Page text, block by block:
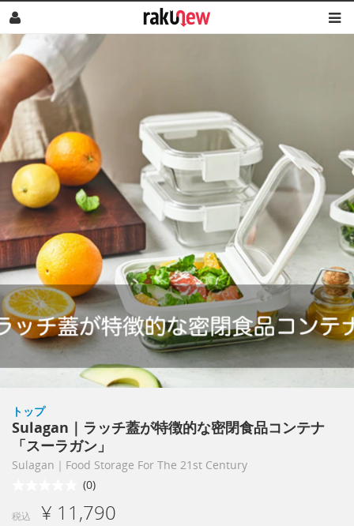
トップ
Sulagan｜ラッチ蓋が特徴的な密閉食品コンテナ
「スーラガン」
Sulagan｜Food Storage For The 21st Century
(0)
税込 ¥ 11,790